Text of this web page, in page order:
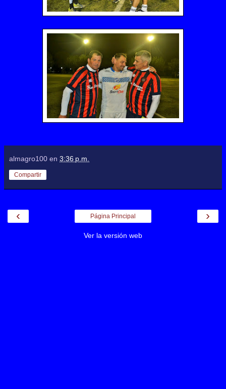
almagro100 en 3:36 p.m.
Compartir
‹ ›
Página Principal
Ver la versión web